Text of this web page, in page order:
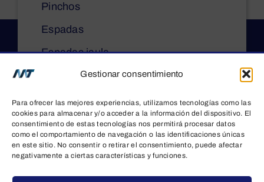
Gestionar consentimiento
Para ofrecer las mejores experiencias, utilizamos tecnologías como las
cookies para almacenar y/o acceder a la información del dispositivo. El
consentimiento de estas tecnologías nos permitirá procesar datos
como el comportamiento de navegación o las identificaciones únicas
en este sitio. No consentir o retirar el consentimiento, puede afectar
negativamente a ciertas características y funciones.
Pinchos
Espadas
Espadas jaula
Asadores de pollos
Mobiliario auxiliar
LEGAL
Aviso legal